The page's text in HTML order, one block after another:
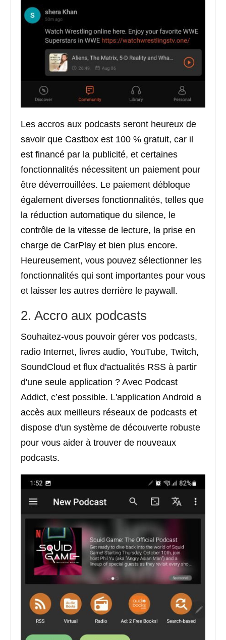
Les accros aux podcasts seront heureux de
savoir que Castbox est 100 % gratuit, car il
est financé par la publicité, et certaines
fonctionnalités nécessitent un paiement pour
être déverrouillées. Le paiement débloque
également diverses fonctionnalités, telles que
la réduction automatique du silence, le
contrôle de la vitesse de lecture, la prise en
charge de CarPlay et bien plus encore.
Heureusement, vous pouvez sélectionner les
fonctionnalités qui sont importantes pour vous
et laisser les autres derrière le paywall.
2. Accro aux podcasts
Souhaitez-vous pouvoir gérer vos podcasts,
radio Internet, livres audio, YouTube, Twitch,
SoundCloud et flux d'actualités RSS à partir
d'une seule application ? Avec Podcast
Addict, c’est possible. L'application Android a
accès aux meilleurs réseaux de podcasts et
dispose d'un système de découverte robuste
pour vous aider à trouver de nouveaux
podcasts.